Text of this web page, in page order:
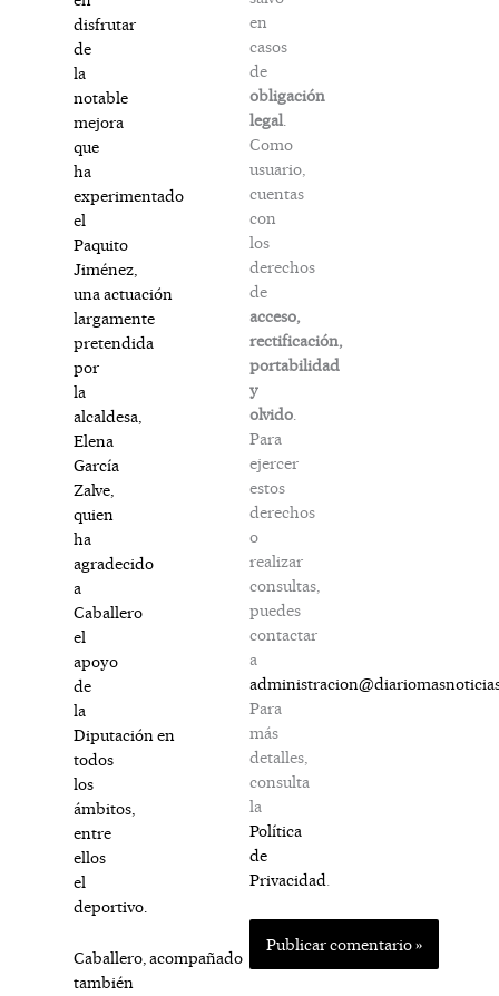
disfrutar
de
la
notable
mejora
que
ha
experimentado
el
Paquito
Jiménez,
una actuación
largamente
pretendida
por
la
alcaldesa,
Elena
García
Zalve,
quien
ha
agradecido
a
Caballero
el
apoyo
de
la
Diputación en
todos
los
ámbitos,
entre
ellos
el
deportivo.
Caballero, acompañado
también
en
casos
de
obligación
legal.
Como
usuario,
cuentas
con
los
derechos
de
acceso,
rectificación,
portabilidad
y
olvido.
Para
ejercer
estos
derechos
o
realizar
consultas,
puedes
contactar
a
Para
más
detalles,
consulta
la
Política
de
Privacidad